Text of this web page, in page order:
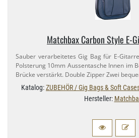
Matchbax Carbon Style E-​
Sauber verarbeitetes Gig Bag für E-​
Polsterung 10mm Aussentasche Innen im
Brücke verstärkt. Double Zipper Zwei
Katalog:ZUBEHÖR / Gig Bags & Soft
Hersteller: